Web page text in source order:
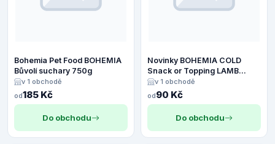
Bohemia Pet Food BOHEMIA
Bůvolí suchary 750g
v 1 obchodě
od185 Kč
Do obchodu
Novinky BOHEMIA COLD
Snack or Topping LAMB
200g
v 1 obchodě
od90 Kč
Do obchodu